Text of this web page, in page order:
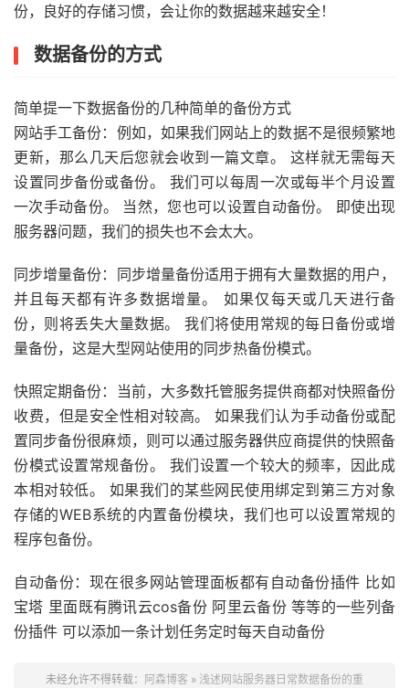
份，良好的存储习惯，会让你的数据越来越安全！
数据备份的方式
简单提一下数据备份的几种简单的备份方式
网站手工备份：例如，如果我们网站上的数据不是很频繁地
更新，那么几天后您就会收到一篇文章。 这样就无需每天
设置同步备份或备份。 我们可以每周一次或每半个月设置
一次手动备份。 当然，您也可以设置自动备份。 即使出现
服务器问题，我们的损失也不会太大。
同步增量备份：同步增量备份适用于拥有大量数据的用户，
并且每天都有许多数据增量。 如果仅每天或几天进行备
份，则将丢失大量数据。 我们将使用常规的每日备份或增
量备份，这是大型网站使用的同步热备份模式。
快照定期备份：当前，大多数托管服务提供商都对快照备份
收费，但是安全性相对较高。 如果我们认为手动备份或配
置同步备份很麻烦，则可以通过服务器供应商提供的快照备
份模式设置常规备份。 我们设置一个较大的频率，因此成
本相对较低。 如果我们的某些网民使用绑定到第三方对象
存储的WEB系统的内置备份模块，我们也可以设置常规的
程序包备份。
自动备份：现在很多网站管理面板都有自动备份插件 比如
宝塔 里面既有腾讯云cos备份 阿里云备份 等等的一些列备
份插件 可以添加一条计划任务定时每天自动备份
未经允许不得转载： 阿森博客 » 浅述网站服务器日常数据备份的重